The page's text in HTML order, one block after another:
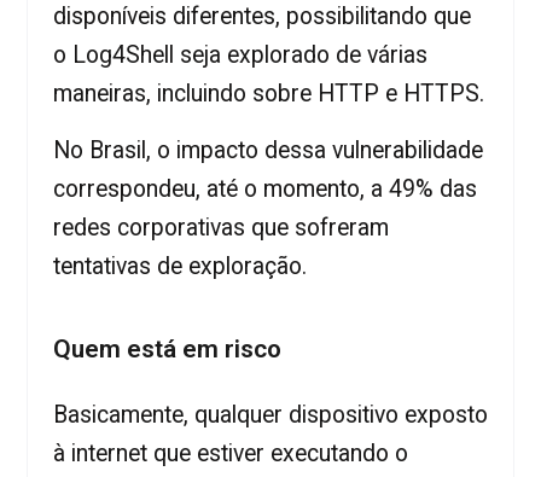
disponíveis diferentes, possibilitando que
o Log4Shell seja explorado de várias
maneiras, incluindo sobre HTTP e HTTPS.
No Brasil, o impacto dessa vulnerabilidade
correspondeu, até o momento, a 49% das
redes corporativas que sofreram
tentativas de exploração.
Quem está em risco
Basicamente, qualquer dispositivo exposto
à internet que estiver executando o